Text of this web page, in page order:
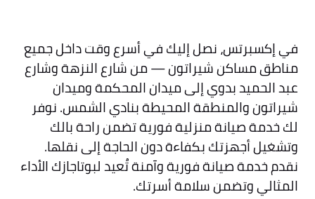
في إكسبرتس، نصل إليك في أسرع وقت داخل جميع
مناطق مساكن شيراتون — من شارع النزهة وشارع
عبد الحميد بدوي إلى ميدان المحكمة وميدان
شيراتون والمنطقة المحيطة بنادي الشمس. نوفر
لك خدمة صيانة منزلية فورية تضمن راحة بالك
وتشغيل أجهزتك بكفاءة دون الحاجة إلى نقلها.
نقدم خدمة صيانة فورية وآمنة تُعيد لبوتاجازك الأداء
المثالي وتضمن سلامة أسرتك.